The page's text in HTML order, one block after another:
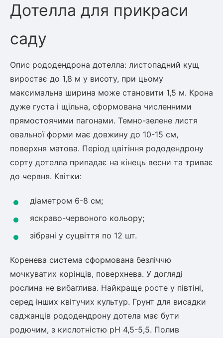
Дотелла для прикраси
саду
Опис рододендрона дотелла: листопадний кущ
виростає до 1,8 м у висоту, при цьому
максимальна ширина може становити 1,5 м. Крона
дуже густа і щільна, сформована численними
прямостоячими пагонами. Темно-зелене листя
овальної форми має довжину до 10-15 см,
поверхня матова. Період цвітіння рододендрону
сорту дотелла припадає на кінець весни та триває
до червня. Квітки:
діаметром 6-8 см;
яскраво-червоного кольору;
зібрані у суцвіття по 12 шт.
Коренева система сформована безліччю
мочкуватих корінців, поверхнева. У догляді
рослина не вибаглива. Найкраще росте у півтіні,
серед інших квітучих культур. Грунт для висадки
саджанців рододендрону дотела має бути
родючим, з кислотністю рН 4,5-5,5. Полив